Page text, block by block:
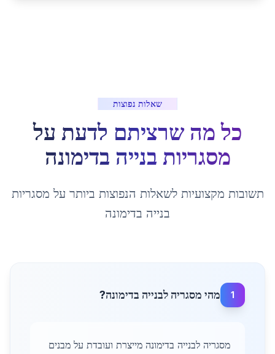
שאלות נפוצות
כל מה שרציתם לדעת על
מסגריות בנייה בדימונה
תשובות מקצועיות לשאלות הנפוצות ביותר על מסגריות
בנייה בדימונה
1 מהי מסגריה לבנייה בדימונה?
מסגריה לבנייה בדימונה מייצרת ועובדת על מבנים